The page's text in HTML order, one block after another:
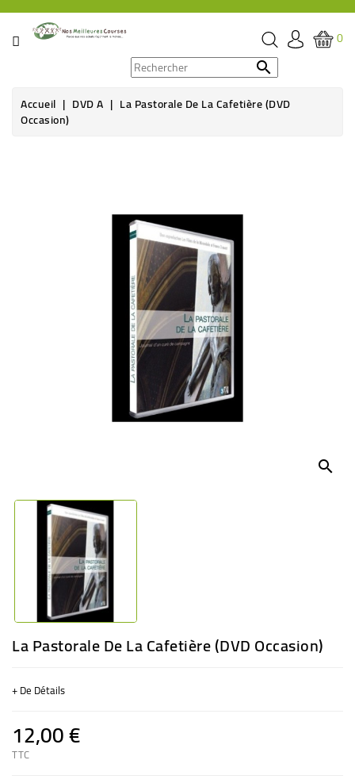
CATÉGORIE
ÉPICERIE
0

Accueil DVD A La Pastorale De La Cafetière (DVD
Occasion)
search
La Pastorale De La Cafetière (DVD Occasion)
+ De Détails
12,00 €
TTC